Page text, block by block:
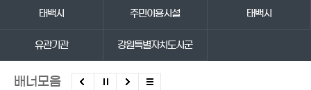
태백시 주민이용시설 태백시
유관기관 강원특별자치도시군
배너모음